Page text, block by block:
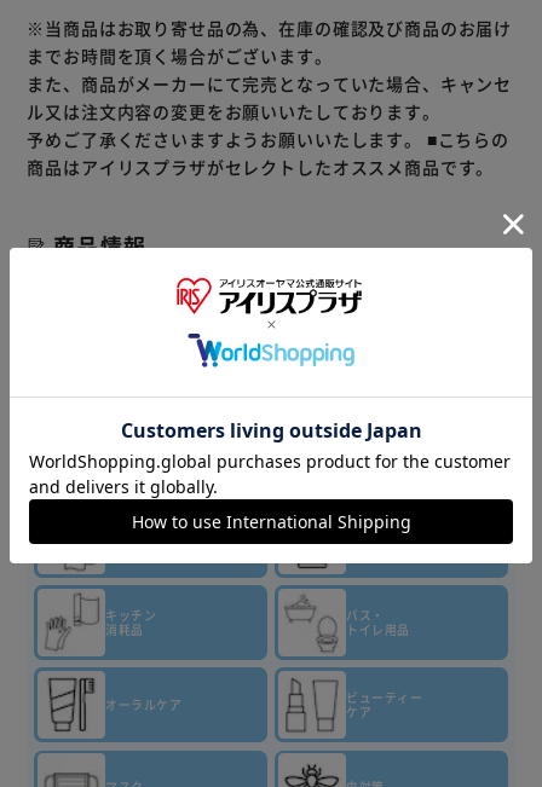
※当商品はお取り寄せ品の為、在庫の確認及び商品のお届け
までお時間を頂く場合がございます。
また、商品がメーカーにて完売となっていた場合、キャンセ
ル又は注文内容の変更をお願いいたしております。
予めご了承くださいますようお願いいたします。 ■こちらの
商品はアイリスプラザがセレクトしたオススメ商品です。
商品情報
▼ 食品・飲料おすすめ ▼
▼その他 商品はこちら▼
ティッシュ・
トイレット
洗剤・柔軟剤
キッチン
消耗品
バス・
トイレ用品
オーラルケア
ビューティー
ケア